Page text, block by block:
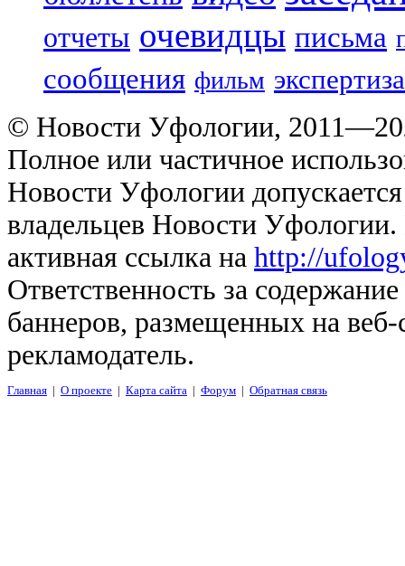
отчеты очевидцы письма
сообщения фильм экспертиза
© Новости Уфологии,
Полное или частичное
Новости Уфологии
владельцев Новости
активная ссылка на http://
Ответственность за
баннеров, размещенных на
рекламодатель.
Главная | О проекте | Карта сайта | Форум | Обратная связь